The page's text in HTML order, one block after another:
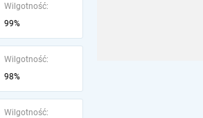
Wilgotność:
99%
Wilgotność:
98%
Wilgotność: